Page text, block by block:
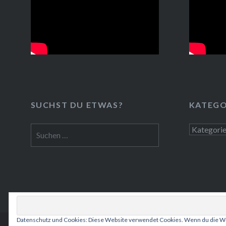
SUCHST DU ETWAS?
nach:
Kategorien
Datenschutz und Cookies: Diese Website verwendet Cookies. Wenn du die